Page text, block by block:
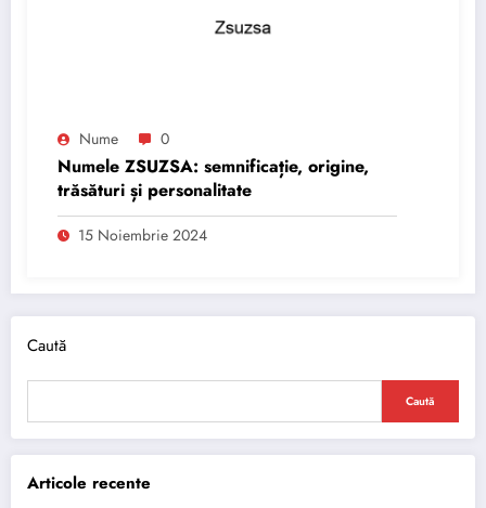
Nume 0
Numele ZSUZSA: semnificație, origine,
trăsături și personalitate
15 Noiembrie 2024
Caută
Caută
Articole recente